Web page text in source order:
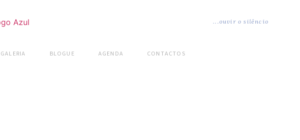
...ouvir o silêncio
GALERIA BLOGUE AGENDA CONTACTOS